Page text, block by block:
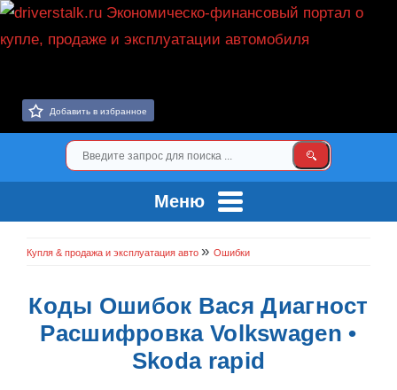
Добавить в избранное
Меню
Купля & продажа и эксплуатация авто » Ошибки
Коды Ошибок Вася Диагност
Расшифровка Volkswagen •
Skoda rapid